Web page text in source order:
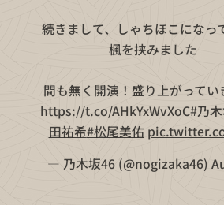
続きまして、しゃちほこになっ
楓を挟みました
間も無く開演！盛り上がってい
https://t.co/AHkYxWvXoC#乃
田祐希#松尾美佑
— 乃木坂46 (@nogizaka46)